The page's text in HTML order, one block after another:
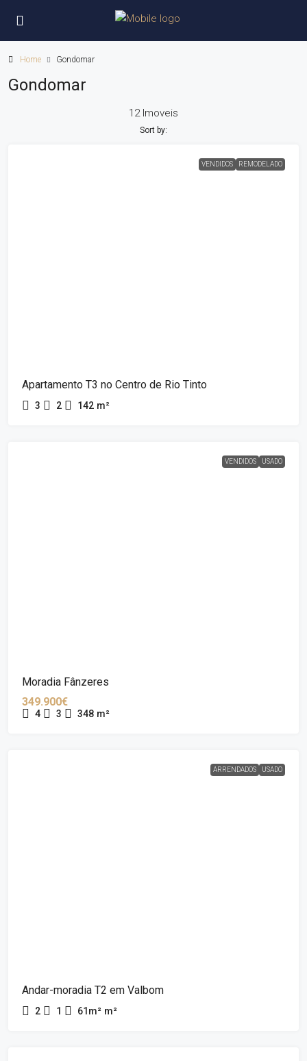
Home Gondomar
Gondomar
12 Imoveis
Sort by:
VENDIDOS REMODELADO
Apartamento T3 no Centro de Rio Tinto
3 2 142 m²
VENDIDOS USADO
Moradia Fânzeres
349.900€
4 3 348 m²
ARRENDADOS USADO
Andar-moradia T2 em Valbom
2 1 61m² m²